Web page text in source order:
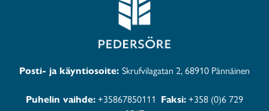
Posti- ja käyntiosoite: Skrufvilagatan 2, 68910 Pännäinen
Puhelin vaihde:+35867850111 Faksi:+358 (0)6 729